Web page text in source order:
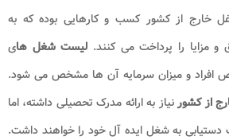
خارج از کشور کسب و کارهایی بوده که به
و مزایا را پرداخت می کنند. لیست شغل های
افراد و میزان سرمایه آن ها مشخص می شود.
از کشورنیاز به ارائه مدرک تحصیلی داشته، اما
دستیابی به شغل ایده آل خود را خواهند داشت.